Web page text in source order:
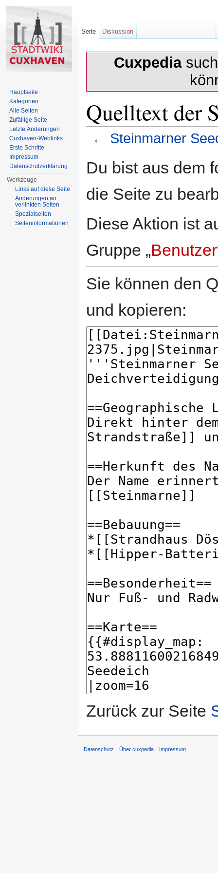
Cuxpedia
Quelltext der
← Steinmarner
Du bist aus dem
die Seite zu
Diese Aktion ist
Gruppe „Benutzer
Sie können den
und kopieren:
Zurück zur Seite
Seite Diskussion
Hauptseite
Kategorien
Alle Seiten
Zufällige Seite
Letzte Änderungen
Cuxhaven-Weblinks
Erste Schritte
Impressum
Datenschutzerklärung
Werkzeuge
Links auf diese Seite
Änderungen an
verlinkten Seiten
Spezialseiten
Seiten­informationen
Datenschutz Über cuxpedia Impressum